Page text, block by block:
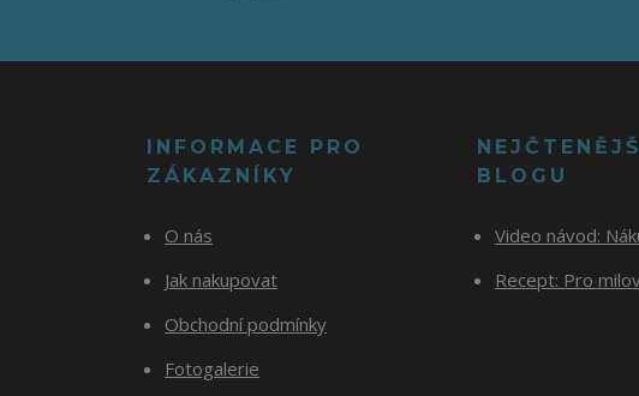
INFORMACE PRO
ZÁKAZNÍKY
O nás
Jak nakupovat
Obchodní podmínky
Fotogalerie
BLOGU
Video návod:
Recept: Pro